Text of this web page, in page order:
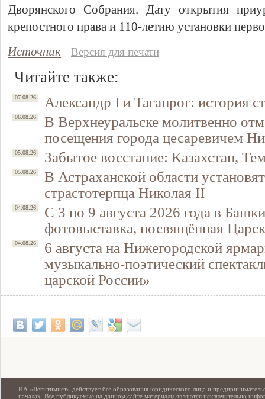
Дворянского Собрания. Дату открытия
крепостного права и 110-летию установки
Источник
Версия для печати
Читайте также:
07.08.26 Александр I и Таганрог: история
06.08.26
В Верхнеуральске молитвенно
посещения города цесаревичем
05.08.26 Забытое восстание: Казахстан,
05.08.26
В Астраханской области
страстотерпца Николая II
04.08.26
С 3 по 9 августа 2026 года в
фотовыставка, посвящённая
04.08.26
6 августа на Нижегородской
музыкально-поэтический
царской России»
ИА «Легитимист» действует без образования юридического лица и
началах. Все публикуемые на данном сайте материалы являются исключительно